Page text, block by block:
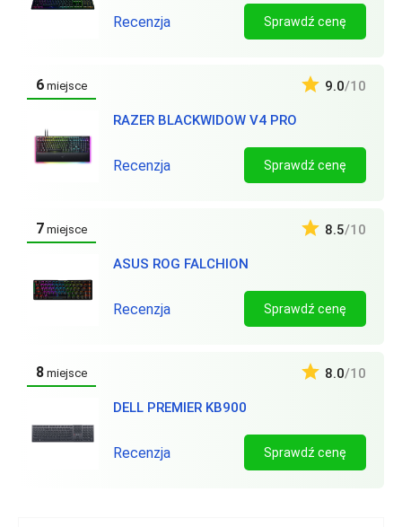
Recenzja Sprawdź cenę
6 miejsce
RAZER BLACKWIDOW V4 PRO
9.0/10
Recenzja Sprawdź cenę
7 miejsce
ASUS ROG FALCHION
8.5/10
Recenzja Sprawdź cenę
8 miejsce
DELL PREMIER KB900
8.0/10
Recenzja Sprawdź cenę